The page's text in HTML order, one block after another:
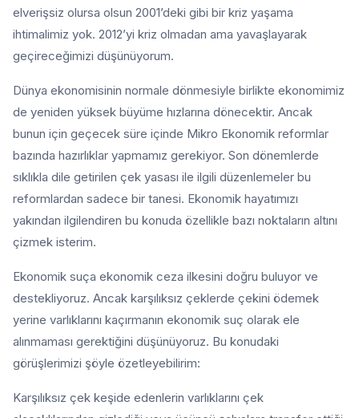
elverişsiz olursa olsun 2001’deki gibi bir kriz yaşama
ihtimalimiz yok. 2012’yi kriz olmadan ama yavaşlayarak
geçireceğimizi düşünüyorum.
Dünya ekonomisinin normale dönmesiyle birlikte ekonomimiz
de yeniden yüksek büyüme hızlarına dönecektir. Ancak
bunun için geçecek süre içinde Mikro Ekonomik reformlar
bazında hazırlıklar yapmamız gerekiyor. Son dönemlerde
sıklıkla dile getirilen çek yasası ile ilgili düzenlemeler bu
reformlardan sadece bir tanesi. Ekonomik hayatımızı
yakından ilgilendiren bu konuda özellikle bazı noktaların altını
çizmek isterim.
Ekonomik suça ekonomik ceza ilkesini doğru buluyor ve
destekliyoruz. Ancak karşılıksız çeklerde çekini ödemek
yerine varlıklarını kaçırmanın ekonomik suç olarak ele
alınmaması gerektiğini düşünüyoruz. Bu konudaki
görüşlerimizi şöyle özetleyebilirim:
Karşılıksız çek keşide edenlerin varlıklarını çek